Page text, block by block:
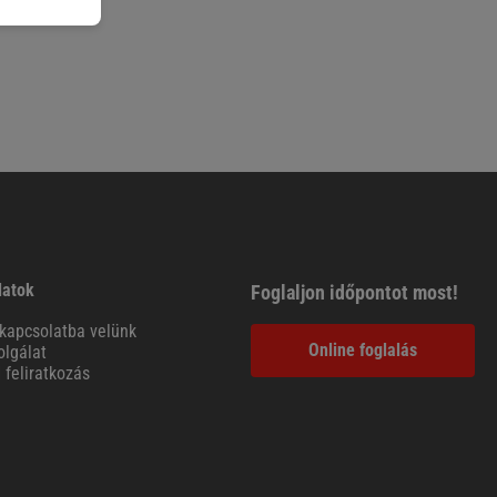
velünk
feliratkozás
Foglaljon időpontot most!
Online foglalás